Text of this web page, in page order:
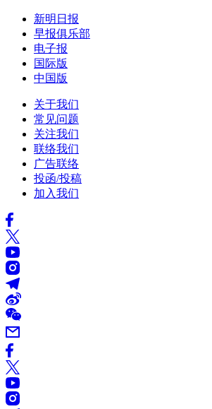
新明日报
早报俱乐部
电子报
国际版
中国版
关于我们
常见问题
关注我们
联络我们
广告联络
投函/投稿
加入我们